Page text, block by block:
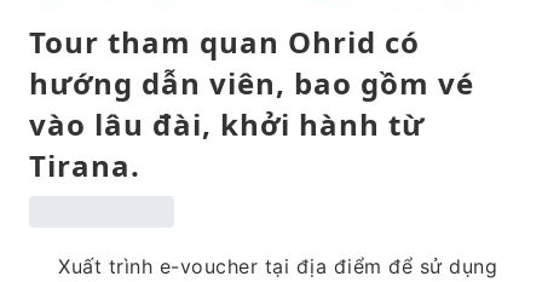
Tour tham quan Ohrid có
hướng dẫn viên, bao gồm vé
vào lâu đài, khởi hành từ
Tirana.
Xuất trình e-voucher tại địa điểm để sử dụng